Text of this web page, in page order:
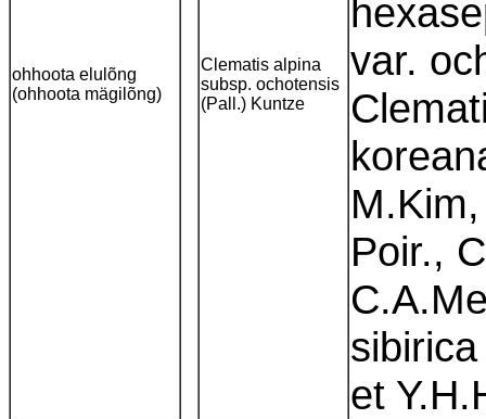
ohhoota elulõng
(ohhoota mägilõng)
Clematis alpina
subsp. ochotensis
(Pall.) Kuntze
var.
Poir.,
et